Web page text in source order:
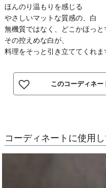
ほんのり温もりを感じる
やさしいマットな質感の、白
無機質ではなく、どこかほっと
その控えめな白が、
料理をそっと引き立ててくれま
このコーディネー
コーディネートに使用